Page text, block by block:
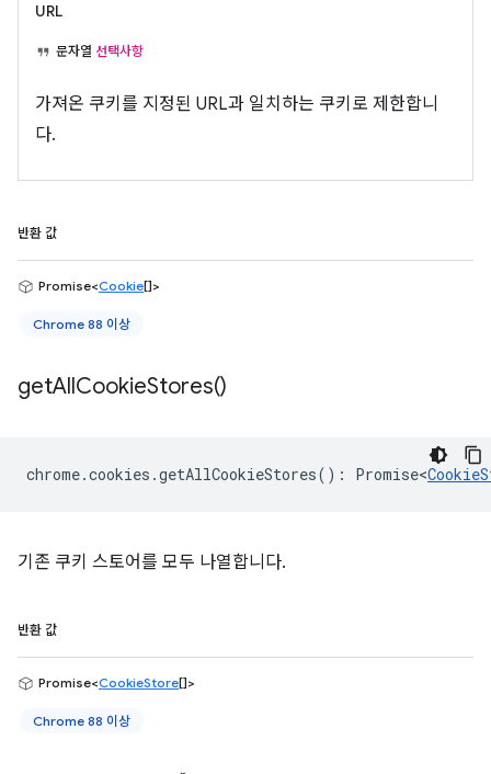
URL
문자열 선택사항
가져온 쿠키를 지정된 URL과 일치하는 쿠키로 제한합니
다.
반환 값
Promise<Cookie[]>
Chrome 88 이상
getAllCookieStores()
chrome.cookies .getAllCookieStores() : Promise<
기존 쿠키 스토어를 모두 나열합니다.
반환 값
Promise<CookieStore[]>
Chrome 88 이상